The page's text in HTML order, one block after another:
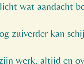
wat aandacht
zuiverder kan
werk, altijd en